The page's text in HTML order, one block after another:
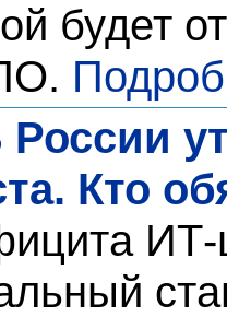
будет
России
Кто
ИТ-